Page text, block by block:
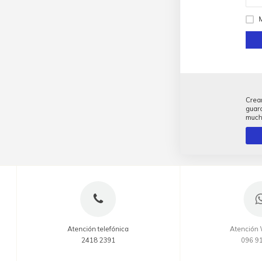
Atención telefónica
2418 2391
Atención
096